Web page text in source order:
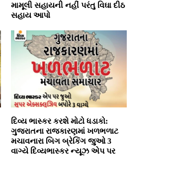
મામૂલી સહાયની નહીં પરંતુ વિઘા દીઠ
સહાય આપો
દિવ્ય ભાસ્કર કરશે મોટો ધડાકો:
ગુજરાતના રાજકારણમાં ખળભળાટ
મચાવનારા બિગ બ્રેકિંગ જુઓ 3
વાગ્યે દિવ્યભાસ્કર ન્યૂઝ એપ પર